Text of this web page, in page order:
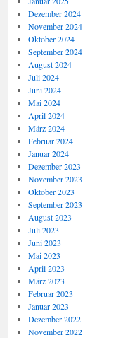
Dezember 2024
November 2024
Oktober 2024
September 2024
August 2024
Juli 2024
Juni 2024
Mai 2024
April 2024
März 2024
Februar 2024
Januar 2024
Dezember 2023
November 2023
Oktober 2023
September 2023
August 2023
Juli 2023
Juni 2023
Mai 2023
April 2023
März 2023
Februar 2023
Januar 2023
Dezember 2022
November 2022